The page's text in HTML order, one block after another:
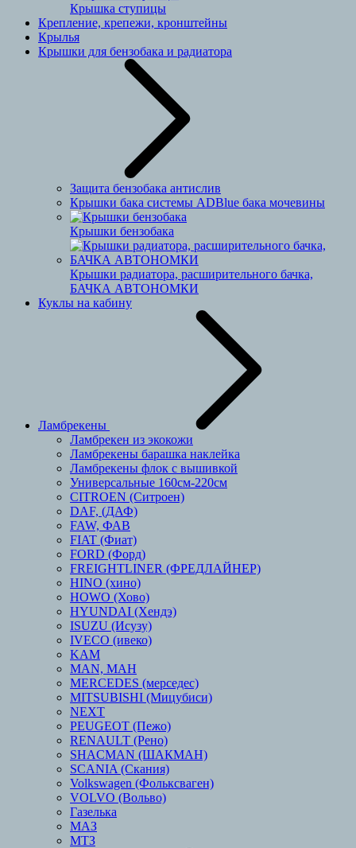
Крышка ступицы
Крепление, крепежи, кронштейны
Крылья
Крышки для бензобака и радиатора
Защита бензобака антислив
Крышки бака системы ADBlue бака мочевины
Крышки бензобака
Крышки радиатора, расширительного бачка,
БАЧКА АВТОНОМКИ
Куклы на кабину
Ламбрекены
Ламбрекен из экокожи
Ламбрекены барашка наклейка
Ламбрекены флок с вышивкой
Универсальные 160см-220см
CITROEN (Ситроен)
DAF, (ДАФ)
FAW, ФАВ
FIAT (Фиат)
FORD (Форд)
FREIGHTLINER (ФРЕДЛАЙНЕР)
HINO (хино)
HOWO (Хово)
HYUNDAI (Хендэ)
ISUZU (Исузу)
IVECO (ивеко)
KAM
MAN, МАН
MERCEDES (мерседес)
MITSUBISHI (Мицубиси)
NEXT
PEUGEOT (Пежо)
RENAULT (Рено)
SHACMAN (ШАКМАН)
SCANIA (Скания)
Volkswagen (Фольксваген)
VOLVO (Вольво)
Газелька
МАЗ
МТЗ